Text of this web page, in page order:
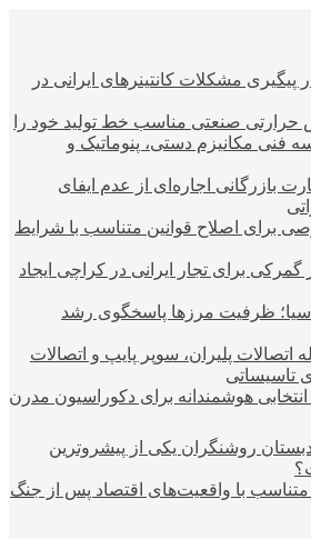
مشکلات کانتینرهای ایرانی در
صنعتی مناسب خط تولید خود را
فنی مکانیزم دستی، پنوماتیک و
کارت بازرگانی اجاره‌ای از عدم ایفای
برای اصلاح قوانین متناسب با شرایط
گمرکی برای تجار ایرانی در کراچی ایجاد
ظرفیت مرزها پاسخگوی رشد
پلیران، سوپر پایپ و اتصالات
تاسیساتی
هوشمندانه برای دکوراسیون مدرن
روشنگران یکی از پیشروترین
متناسب با واقعیت‌های اقتصاد پس از جنگ